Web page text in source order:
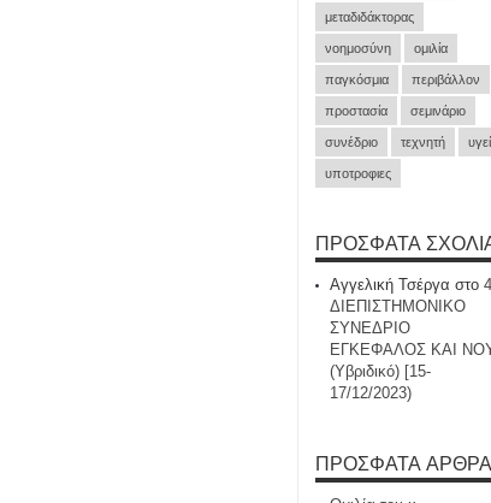
μεταδιδάκτορας
νοημοσύνη ομιλία
παγκόσμια περιβάλλον
προστασία σεμινάριο
συνέδριο τεχνητή
υποτροφιες
ΠΡΌΣΦΑΤΑ
Αγγελική Τσέργα στο
ΔΙΕΠΙΣΤΗΜΟΝΙΚΟ
ΣΥΝΕΔΡΙΟ
ΕΓΚΕΦΑΛΟΣ ΚΑΙ
(Υβριδικό) [15-
17/12/2023)
ΠΡΌΣΦΑΤΑ ΆΡΘΡΑ